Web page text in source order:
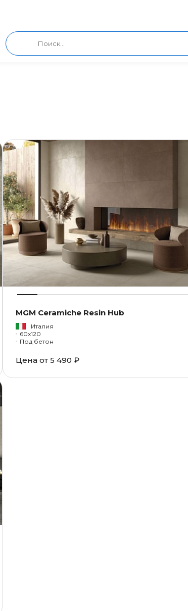
MGM Ceramiche Resin Hub
Италия
60x120
Под бетон
Цена от 5 490 ₽